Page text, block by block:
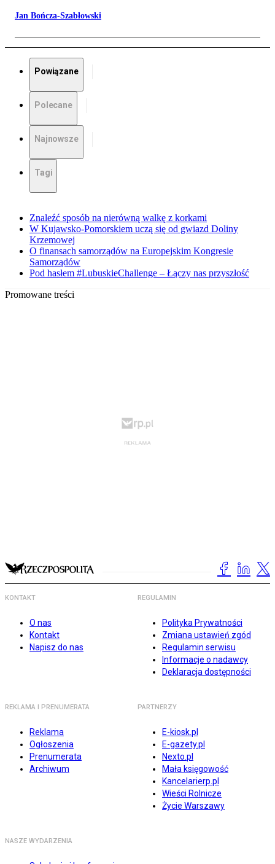
Jan Bończa-Szabłowski
Powiązane
Polecane
Najnowsze
Tagi
Znaleźć sposób na nierówną walkę z korkami
W Kujawsko-Pomorskiem uczą się od gwiazd Doliny
Krzemowej
O finansach samorządów na Europejskim Kongresie
Samorządów
Pod hasłem #LubuskieChallenge – Łączy nas przyszłość
Promowane treści
KONTAKT
O nas
Kontakt
Napisz do nas
REGULAMIN
Polityka Prywatności
Zmiana ustawień zgód
Regulamin serwisu
Informacje o nadawcy
Deklaracja dostępności
REKLAMA I PRENUMERATA
Reklama
Ogłoszenia
Prenumerata
Archiwum
PARTNERZY
E-kiosk.pl
E-gazety.pl
Nexto.pl
Mała księgowość
Kancelarierp.pl
Wieści Rolnicze
Życie Warszawy
NASZE WYDARZENIA